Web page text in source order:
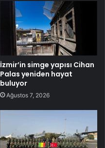
İzmir’in simge yapısı Cihan
Palas yeniden hayat
buluyor
Ağustos 7, 2026